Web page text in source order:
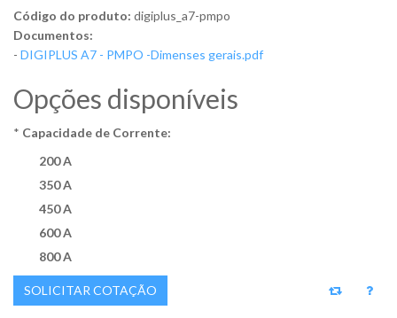
Código do produto: digiplus_a7-pmpo
Documentos:
- DIGIPLUS A7 - PMPO -Dimenses gerais.pdf
Opções disponíveis
* Capacidade de Corrente:
200 A
350 A
450 A
600 A
800 A
SOLICITAR COTAÇÃO